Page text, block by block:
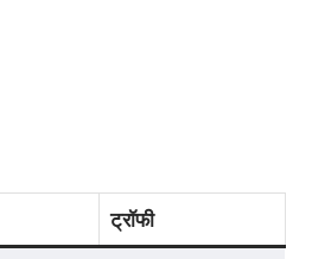
ट्रॉफी